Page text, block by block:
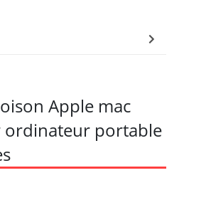
Apple mac
ordinateur portable